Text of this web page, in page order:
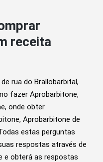
receita
rua do Brallobarbital,
fazer Aprobarbitone,
onde obter
Aprobarbitone de
estas perguntas
respostas através de
e obterá as respostas